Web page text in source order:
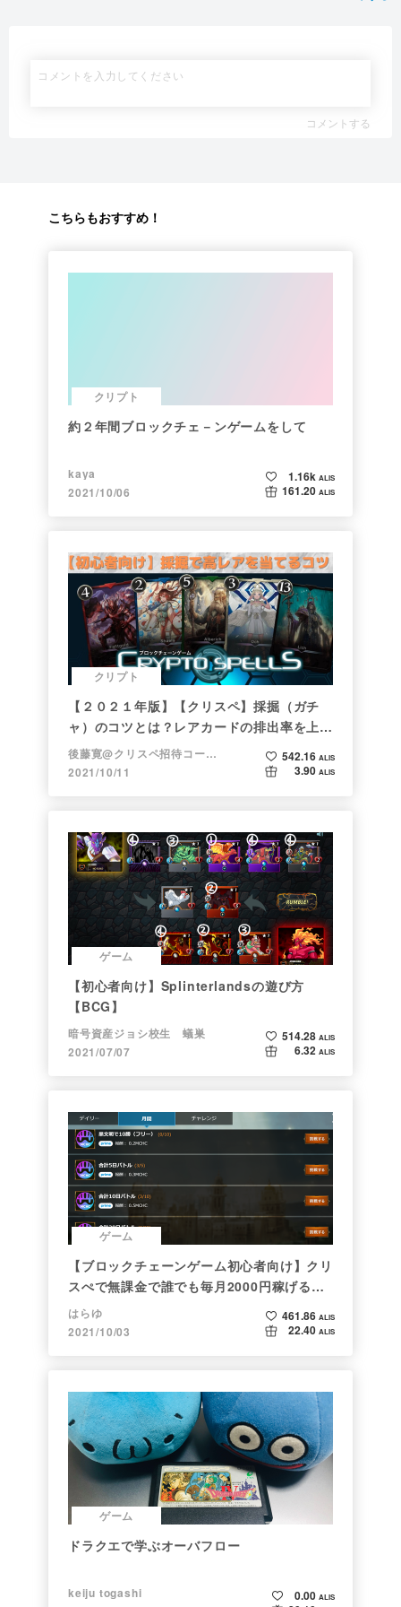
コメントする
こちらもおすすめ！
クリプト
約２年間ブロックチェ－ンゲームをして
kaya
2021/10/06
1.16k ALIS
161.20 ALIS
クリプト
【２０２１年版】【クリスペ】採掘（ガチ
ャ）のコツとは？レアカードの排出率を上げ
る方法【初心者向け】
後藤寛@クリスペ招待コード→LHiH
2021/10/11
542.16 ALIS
3.90 ALIS
ゲーム
【初心者向け】Splinterlandsの遊び方
【BCG】
暗号資産ジョシ校生 蟻巣
2021/07/07
514.28 ALIS
6.32 ALIS
ゲーム
【ブロックチェーンゲーム初心者向け】クリ
スぺで無課金で誰でも毎月2000円稼げる時
代がきた
はらゆ
2021/10/03
461.86 ALIS
22.40 ALIS
ゲーム
ドラクエで学ぶオーバフロー
keiju togashi
0.00 ALIS